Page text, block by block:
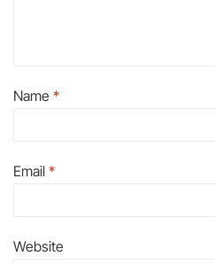
Name *
Email *
Website